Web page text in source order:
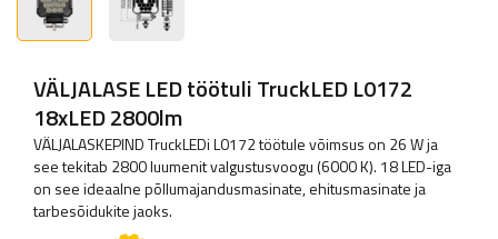
VÄLJALASE LED töötuli TruckLED L0172
18xLED 2800lm
VÄLJALASKEPIND TruckLEDi L0172 töötule võimsus on 26 W ja
see tekitab 2800 luumenit valgustusvoogu (6000 K). 18 LED-iga
on see ideaalne põllumajandusmasinate, ehitusmasinate ja
tarbesõidukite jaoks.